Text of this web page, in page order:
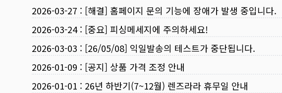
2026-03-27 : [해결] 홈페이지 문의 기능에 장애가 발생 중입니다.
2026-03-24: [중요] 피싱메세지에 주의하세요!
2026-03-03 : [26/05/08] 익일발송의 테스트가 중단됩니다.
2026-01-09 : [공지] 상품 가격 조정 안내
2026-01-01 : 26년 하반기(7~12월) 렌즈라라 휴무일 안내